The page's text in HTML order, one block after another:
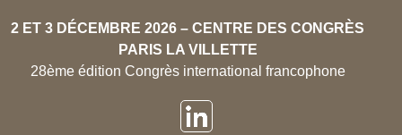
2 ET 3 DÉCEMBRE 2026 – CENTRE DES CONGRÈS
PARIS LA VILLETTE
28ème édition Congrès international francophone